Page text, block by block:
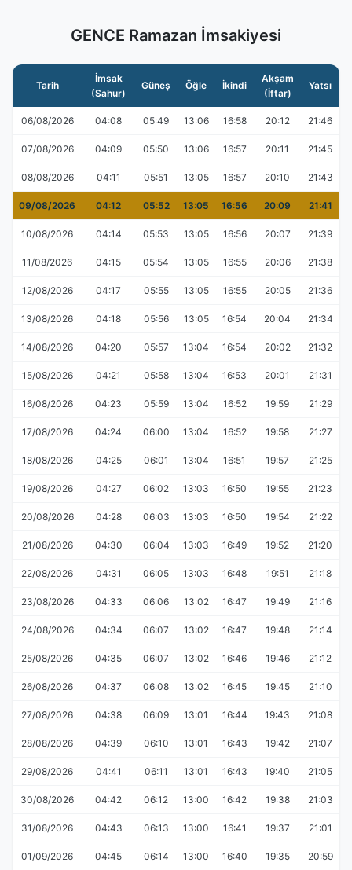
GENCE Ramazan İmsakiyesi
Tarih
İmsak
(Sahur)
Güneş Öğle İkindi
Akşam
(İftar)
Yatsı
06/08/2026 04:08 05:49 13:06 16:58 20:12 21:46
07/08/2026 04:09 05:50 13:06 16:57 20:11 21:45
08/08/2026 04:11 05:51 13:05 16:57 20:10 21:43
09/08/2026 04:12 05:52 13:05 16:56 20:09 21:41
10/08/2026 04:14 05:53 13:05 16:56 20:07 21:39
11/08/2026 04:15 05:54 13:05 16:55 20:06 21:38
12/08/2026 04:17 05:55 13:05 16:55 20:05 21:36
13/08/2026 04:18 05:56 13:05 16:54 20:04 21:34
14/08/2026 04:20 05:57 13:04 16:54 20:02 21:32
15/08/2026 04:21 05:58 13:04 16:53 20:01 21:31
16/08/2026 04:23 05:59 13:04 16:52 19:59 21:29
17/08/2026 04:24 06:00 13:04 16:52 19:58 21:27
18/08/2026 04:25 06:01 13:04 16:51 19:57 21:25
19/08/2026 04:27 06:02 13:03 16:50 19:55 21:23
20/08/2026 04:28 06:03 13:03 16:50 19:54 21:22
21/08/2026 04:30 06:04 13:03 16:49 19:52 21:20
22/08/2026 04:31 06:05 13:03 16:48 19:51 21:18
23/08/2026 04:33 06:06 13:02 16:47 19:49 21:16
24/08/2026 04:34 06:07 13:02 16:47 19:48 21:14
25/08/2026 04:35 06:07 13:02 16:46 19:46 21:12
26/08/2026 04:37 06:08 13:02 16:45 19:45 21:10
27/08/2026 04:38 06:09 13:01 16:44 19:43 21:08
28/08/2026 04:39 06:10 13:01 16:43 19:42 21:07
29/08/2026 04:41 06:11 13:01 16:43 19:40 21:05
30/08/2026 04:42 06:12 13:00 16:42 19:38 21:03
31/08/2026 04:43 06:13 13:00 16:41 19:37 21:01
01/09/2026 04:45 06:14 13:00 16:40 19:35 20:59